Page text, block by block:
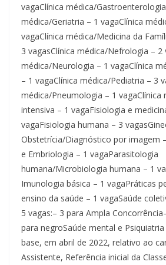
vagaClínica médica/
médica/Geriatria – 1 vagaClínica
vagaClínica médica/Medicina da
3 vagasClínica médica/Nefrologia – 2
médica/Neurologia – 1 vagaClínica
– 1 vagaClínica médica/Pediatria – 3
médica/Pneumologia – 1 vagaClínica
intensiva – 1 vagaFisiologia e
vagaFisiologia humana – 3
Obstetrícia/Diagnóstico por imagem
e Embriologia – 1 vagaParasitologia
humana/Microbiologia humana – 1
Imunologia básica – 1 vagaPráticas
ensino da saúde – 1 vagaSaúde
5 vagas:– 3 para Ampla
para negroSaúde mental e
base, em abril de 2022, relativo ao
Assistente, Referência inicial da